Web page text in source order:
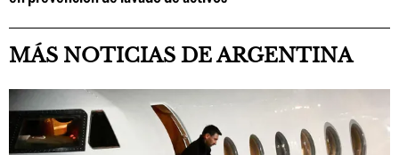
MÁS NOTICIAS DE ARGENTINA